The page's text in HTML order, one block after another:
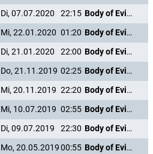
Di, 07.07.2020 22:15
Body of Evidence
Mi, 22.01.2020 01:20
Body of Evidence
Di, 21.01.2020 22:00
Body of Evidence
Do, 21.11.2019 02:25
Body of Evidence
Mi, 20.11.2019 22:20
Body of Evidence
Mi, 10.07.2019 02:55
Body of Evidence
Di, 09.07.2019 22:30
Body of Evidence
Mo, 20.05.201900:55
Body of Evidence